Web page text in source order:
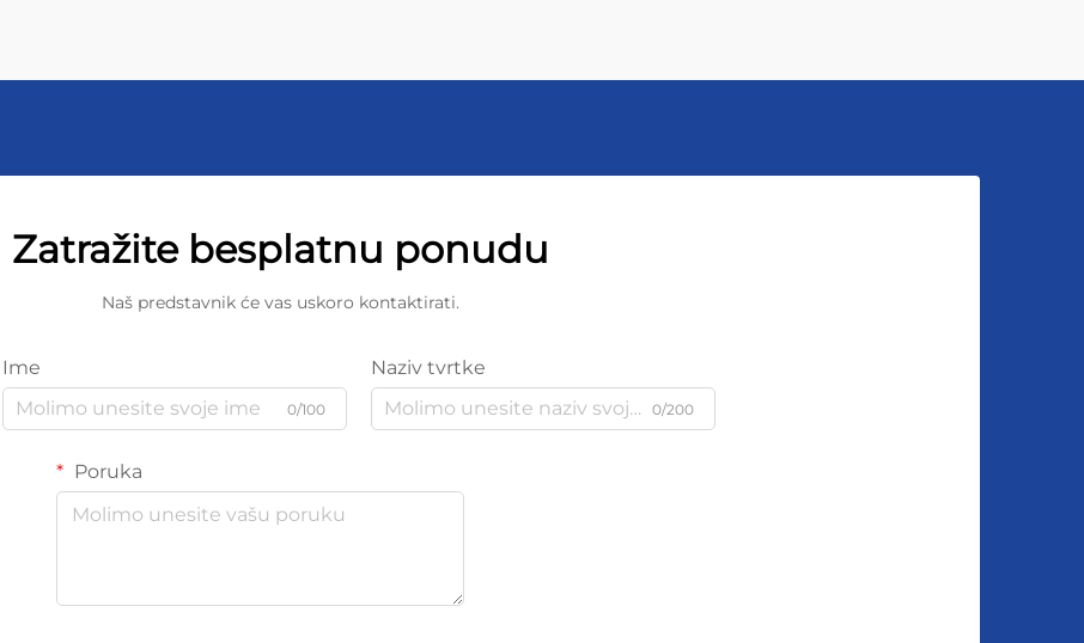
Zatražite besplatnu ponudu
Naš predstavnik će vas uskoro kontaktirati.
Ime
0/100
Naziv tvrtke
0/200
Poruka